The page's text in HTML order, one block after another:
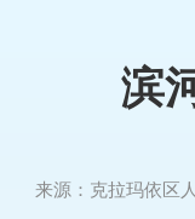
滨
来源： 克拉玛依区